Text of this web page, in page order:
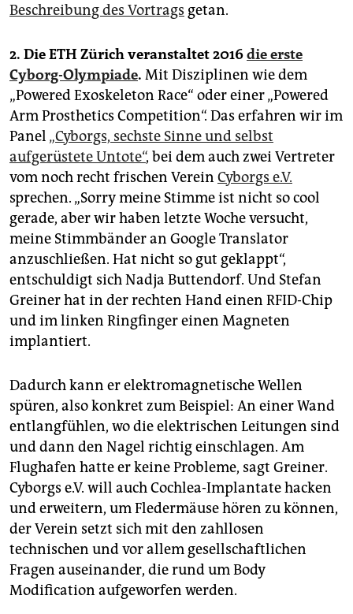
Beschreibung des Vortrags getan.
2. Die ETH Zürich veranstaltet 2016die erste
Cyborg-Olympiade. Mit Disziplinen wie dem
„Powered Exoskeleton Race“ oder einer „Powered
Arm Prosthetics Competition“. Das erfahren wir im
Panel „Cyborgs, sechste Sinne und selbst
aufgerüstete Untote“, bei dem auch zwei Vertreter
vom noch recht frischen Verein Cyborgs e.V.
sprechen. „Sorry meine Stimme ist nicht so cool
gerade, aber wir haben letzte Woche versucht,
meine Stimmbänder an Google Translator
anzuschließen. Hat nicht so gut geklappt“,
entschuldigt sich Nadja Buttendorf. Und Stefan
Greiner hat in der rechten Hand einen RFID-Chip
und im linken Ringfinger einen Magneten
implantiert.
Dadurch kann er elektromagnetische Wellen
spüren, also konkret zum Beispiel: An einer Wand
entlangfühlen, wo die elektrischen Leitungen sind
und dann den Nagel richtig einschlagen. Am
Flughafen hatte er keine Probleme, sagt Greiner.
Cyborgs e.V. will auch Cochlea-Implantate hacken
und erweitern, um Fledermäuse hören zu können,
der Verein setzt sich mit den zahllosen
technischen und vor allem gesellschaftlichen
Fragen auseinander, die rund um Body
Modification aufgeworfen werden.